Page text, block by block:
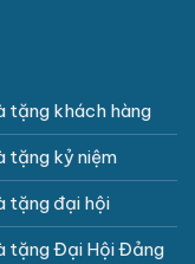
tặng khách hàng
tặng kỷ niệm
tặng đại hội
tặng Đại Hội Đảng